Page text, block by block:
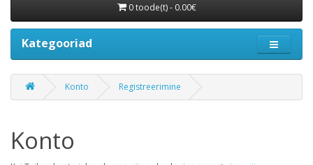
0 toode(t) - 0.00€
Kategooriad
Konto Registreerimine
Konto